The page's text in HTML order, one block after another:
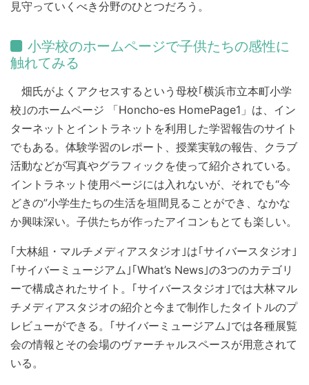
見守っていくべき分野のひとつだろう。
小学校のホームページで子供たちの感性に
触れてみる
畑氏がよくアクセスするという母校｢横浜市立本町小学
校｣のホームページ 「Honcho‐es HomePage1」は、イン
ターネットとイントラネットを利用した学習報告のサイト
でもある。体験学習のレポート、授業実戦の報告、クラブ
活動などが写真やグラフィックを使って紹介されている。
イントラネット使用ページには入れないが、それでも“今
どきの”小学生たちの生活を垣間見ることができ、なかな
か興味深い。子供たちが作ったアイコンもとても楽しい。
｢大林組・マルチメディアスタジオ｣は｢サイバースタジオ｣
｢サイバーミュージアム｣｢What’s News｣の3つのカテゴリ
ーで構成されたサイト。｢サイバースタジオ｣では大林マル
チメディアスタジオの紹介と今まで制作したタイトルのプ
レビューができる。｢サイバーミュージアム｣では各種展覧
会の情報とその会場のヴァーチャルスペースが用意されて
いる。